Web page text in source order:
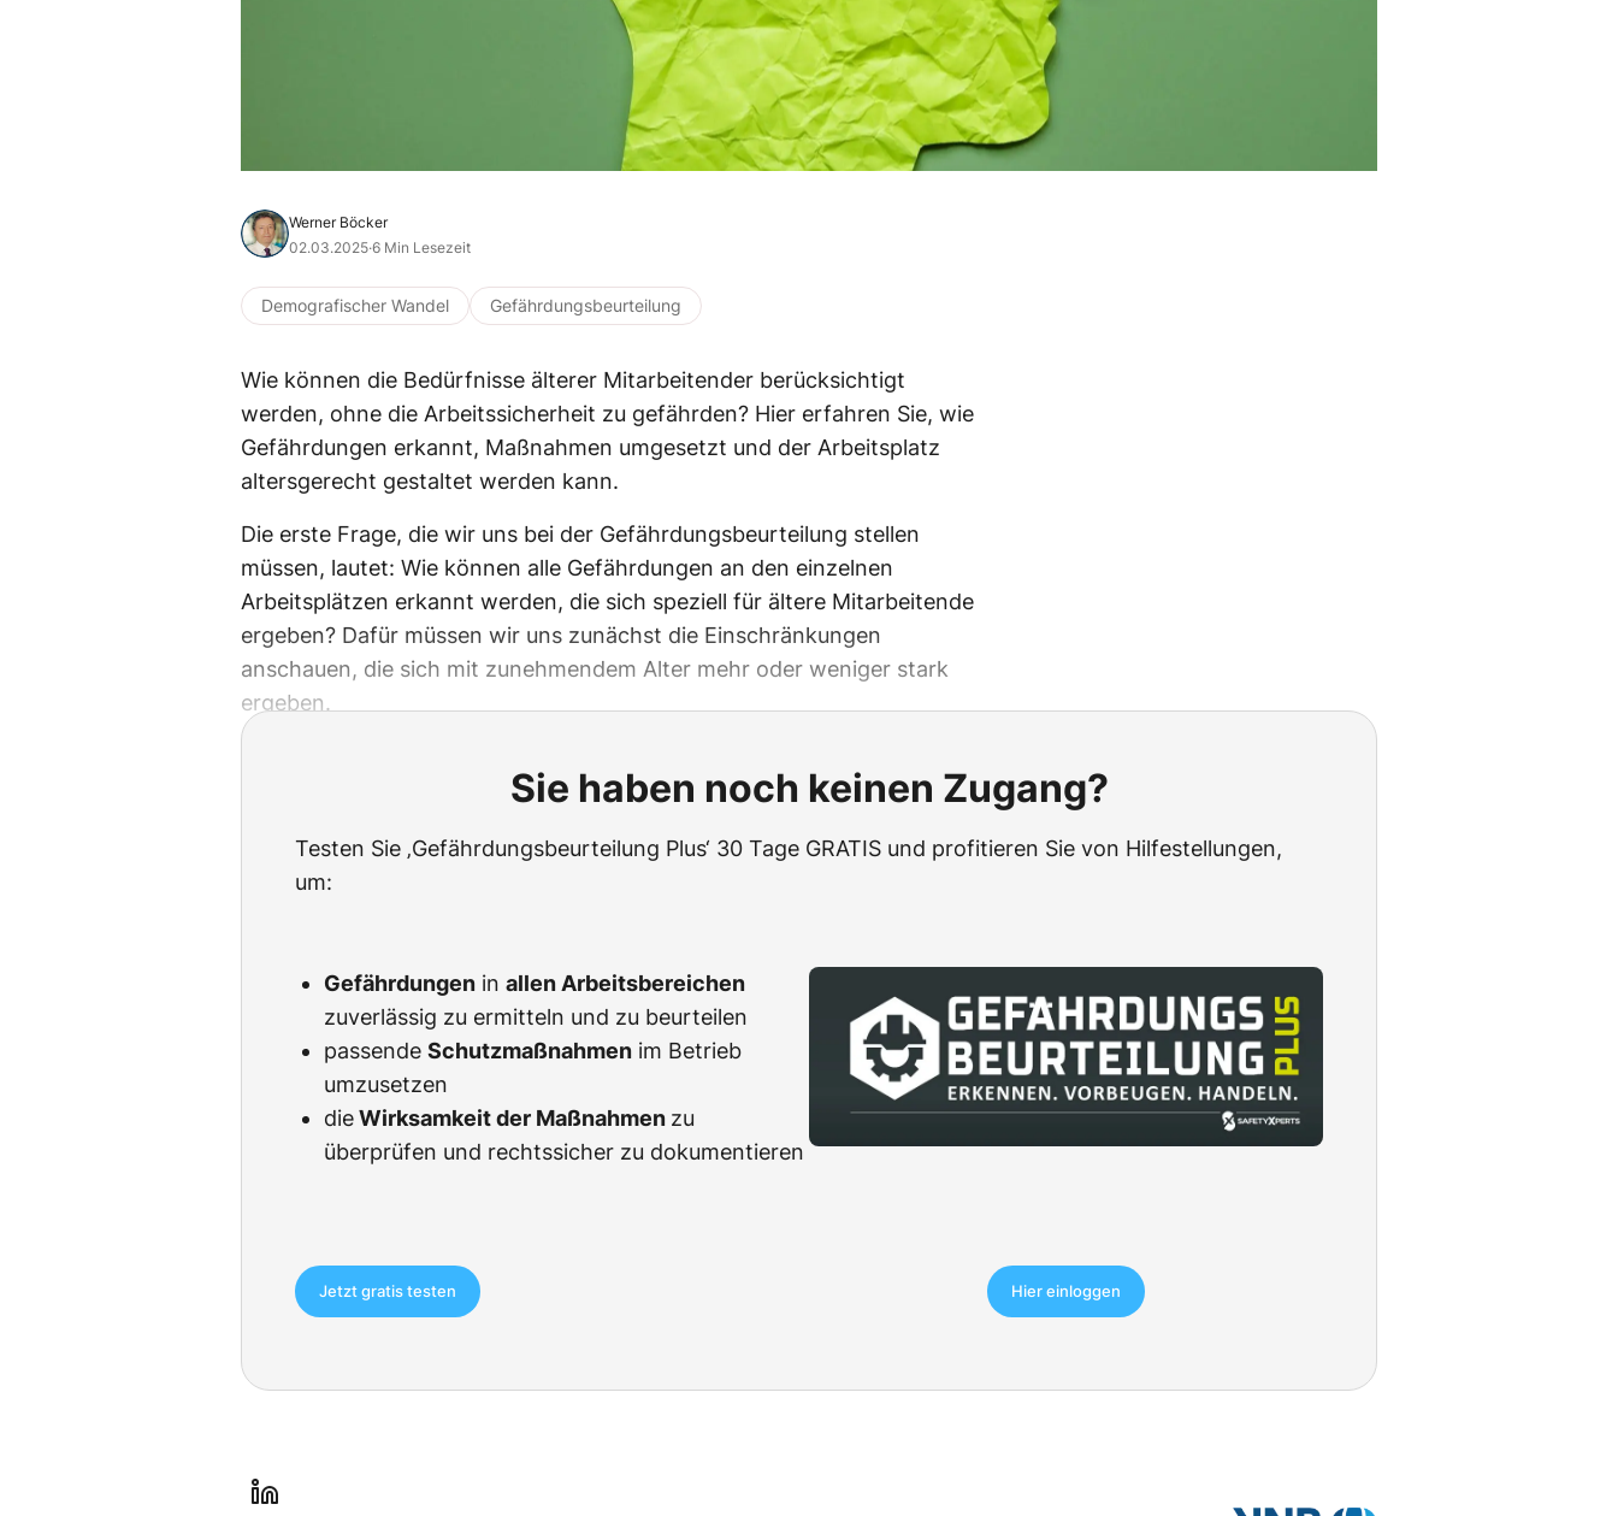
Werner Böcker
02.03.2025·6 Min Lesezeit
Demografischer Wandel Gefährdungsbeurteilung
Wie können die Bedürfnisse älterer Mitarbeitender berücksichtigt
werden, ohne die Arbeitssicherheit zu gefährden? Hier erfahren Sie, wie
Gefährdungen erkannt, Maßnahmen umgesetzt und der Arbeitsplatz
altersgerecht gestaltet werden kann.
Die erste Frage, die wir uns bei der Gefährdungsbeurteilung stellen
müssen, lautet: Wie können alle Gefährdungen an den einzelnen
Arbeitsplätzen erkannt werden, die sich speziell für ältere Mitarbeitende
ergeben? Dafür müssen wir uns zunächst die Einschränkungen
anschauen, die sich mit zunehmendem Alter mehr oder weniger stark
ergeben.
Sie haben noch keinen Zugang?
Testen Sie ‚Gefährdungsbeurteilung Plus‘ 30 Tage GRATIS und profitieren Sie von Hilfestellungen,
um:
Gefährdungen in allen Arbeitsbereichen
zuverlässig zu ermitteln und zu beurteilen
passende Schutzmaßnahmen im Betrieb
umzusetzen
dieWirksamkeit der Maßnahmen zu
überprüfen und rechtssicher zu dokumentieren
Jetzt gratis testen Hier einloggen